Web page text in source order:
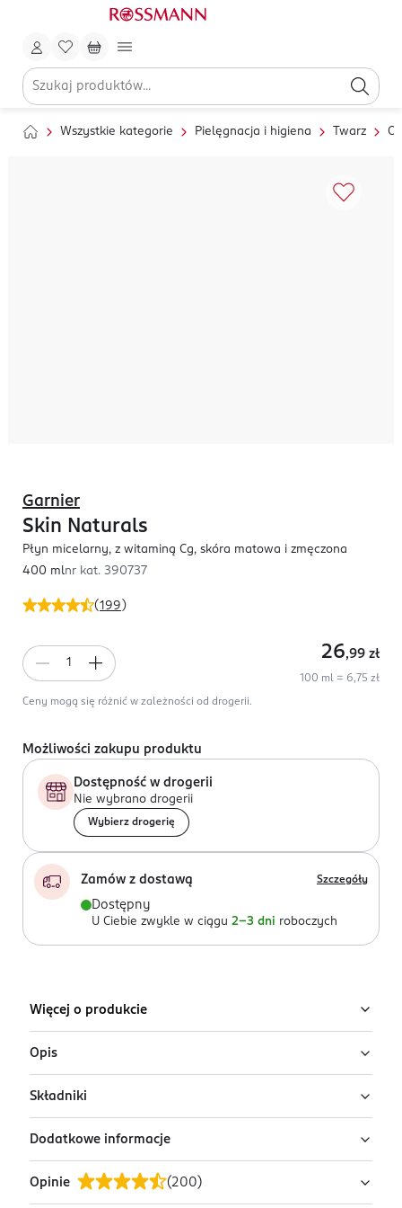
Wszystkie kategorie Pielęgnacja i higiena Twarz
(199 )
Garnier
Skin Naturals
Płyn micelarny, z witaminą Cg, skóra matowa i zmęczona
400 mlnr kat. 390737
26,99 zł
100 ml = 6,75 zł
Ceny mogą się różnić w zależności od drogerii.
Możliwości zakupu produktu
Dostępność w drogerii
Nie wybrano drogerii
Wybierz drogerię
Zamów z dostawą Szczegóły
Dostępny
U Ciebie zwykle w ciągu 2-3 dni roboczych
Więcej o produkcie
Opis
Płyn micelarny z Witaminą Cg od Garnier to produkt
idealny dla matowej i zmęczonej cery, który skutecznie
usuwa makijaż i zanieczyszczenia pozostawiając cerę
pełną blasku. Jednym gestem zmywa makijaż i usuwa
zanieczyszczenia bez pozostałości*, jednocześnie
Składniki
Aqua / Water, Hexylene Glycol, Glycerin, Poloxamer
184, PEG-40 Hydrogenated Castor Oil, Ascorbyl
Glucoside, Disodium Cocoamphodiacetate, Disodium
Dodatkowe informacje
PRZYGOTOWANIE I STOSOWANIE
Opinie (200 )